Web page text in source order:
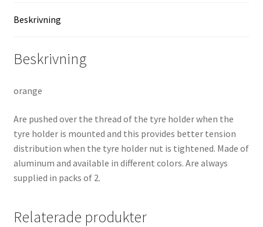
Kontakt
Beskrivning
Beskrivning
orange
Are pushed over the thread of the tyre holder when the
tyre holder is mounted and this provides better tension
distribution when the tyre holder nut is tightened. Made of
aluminum and available in different colors. Are always
supplied in packs of 2.
Relaterade produkter